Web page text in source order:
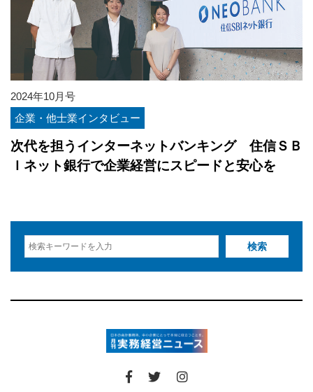
2024年10月号
企業・他士業インタビュー
次代を担うインターネットバンキング 住信ＳＢ
Ｉネット銀行で企業経営にスピードと安心を